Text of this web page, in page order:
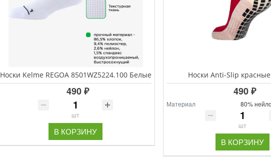
Носки Kelme REGOA 8501WZ5224.100 Белые
490 ₽
шт
В КОРЗИНУ
Носки Anti-Slip
490 ₽
Материал 80%
шт
В КОРЗИНУ